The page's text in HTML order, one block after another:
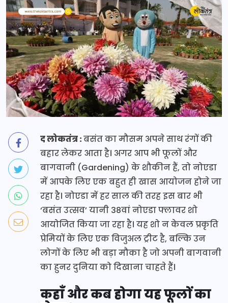
द लोकतंत्र :बसंत का मौसम अपने साथ रंगों की
बहार लेकर आता है। अगर आप भी फूलों और
बागवानी (Gardening) के शौकीन हैं, तो नोएडा
में आपके लिए एक बहुत ही खास आयोजन होने जा
रहा है। नोएडा में हर साल की तरह इस बार भी
‘बसंत उत्सव’ यानी 38वां नोएडा फ्लावर शो
आयोजित किया जा रहा है। यह शो न केवल प्रकृति
प्रेमियों के लिए एक विजुअल ट्रीट है, बल्कि उन
लोगों के लिए भी बड़ा मौका है जो अपनी बागवानी
का हुनर दुनिया को दिखाना चाहते हैं।
कहाँ और कब होगा यह फूलों का